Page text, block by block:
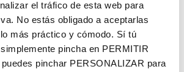
el tráfico de esta web para
No estás obligado a aceptarlas
más práctico y cómodo. Sí tú
pincha en PERMITIR
puedes pinchar PERSONALIZAR para
edades comprendidas entre 3 y 5
de vivir una experiencia artística
Etxepare con el objetivo de